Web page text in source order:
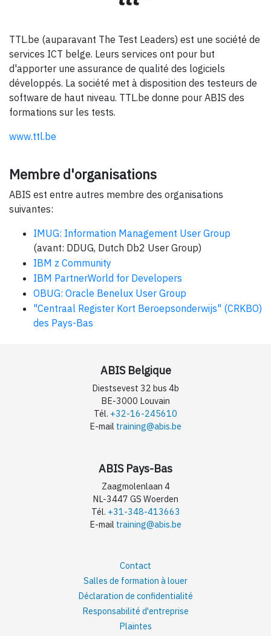
TTL.be (auparavant The Test Leaders) est une société de
services ICT belge. Leurs services ont pour but
d'apporter une assurance de qualité des logiciels
développés. La société met à disposition des testeurs de
software de haut niveau. TTL.be donne pour ABIS des
formations sur les tests.
www.ttl.be
Membre d'organisations
ABIS est entre autres membre des organisations
suivantes:
IMUG: Information Management User Group
(avant: DDUG, Dutch Db2 User Group)
IBM z Community
IBM PartnerWorld for Developers
OBUG: Oracle Benelux User Group
"Centraal Register Kort Beroepsonderwijs" (CRKBO)
des Pays-Bas
ABIS Belgique
Diestsevest 32 bus 4b
BE-3000 Louvain
Tél. +32-16-245610
E-mail training@abis.be
ABIS Pays-Bas
Zaagmolenlaan 4
NL-3447 GS Woerden
Tél. +31-348-413663
E-mail training@abis.be
Contact
Salles de formation à louer
Déclaration de confidentialité
Responsabilité d'entreprise
Plaintes